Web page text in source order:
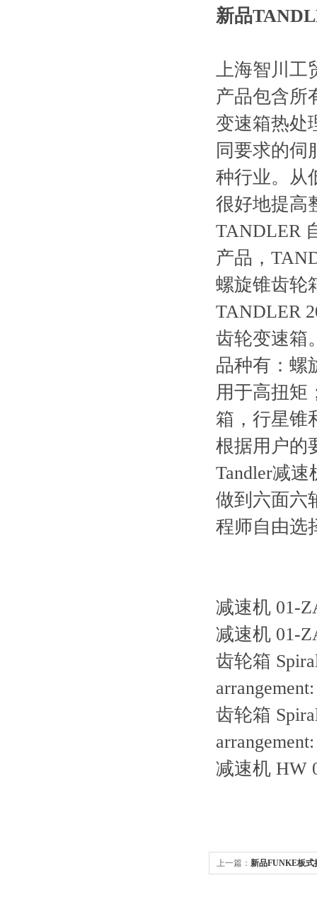
新品
上海智川工
产品包含所
变速箱热处
同要求的伺
种行业。从
很好地提高
TANDLER
产品，
螺旋锥齿轮
TANDLER
齿轮变速箱
品种有：螺
用于高扭矩
箱，行星锥
根据用户的
Tandler减
做到六面六
程师自由选
减速机 01-
减速机 01-
齿轮箱
齿轮箱
减速机 HW
上一篇： 新品FUNKE板式